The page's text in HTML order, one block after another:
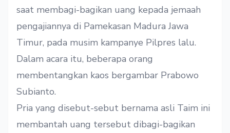
saat membagi-bagikan uang kepada jemaah
pengajiannya di Pamekasan Madura Jawa
Timur, pada musim kampanye Pilpres lalu.
Dalam acara itu, beberapa orang
membentangkan kaos bergambar Prabowo
Subianto.
Pria yang disebut-sebut bernama asli Taim ini
membantah uang tersebut dibagi-bagikan